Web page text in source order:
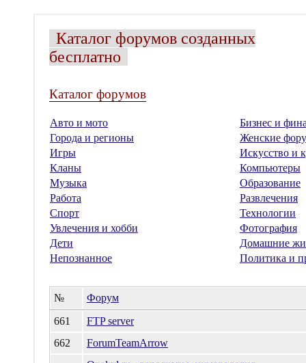
Каталог форумов созданных
бесплатно
Каталог форумов
Авто и мото
Бизнес и
Города и регионы
Женские
Игры
Искусство и
Кланы
Компьютеры
Музыка
Образование
Работа
Развлечения
Спорт
Технологии
Увлечения и хобби
Фотография
Дети
Домашние
Непознанное
Политика и
№
Форум
661
FTP server
662
ForumTeamArrow